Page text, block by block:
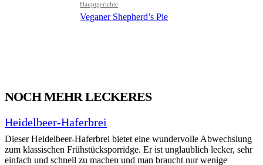
Hauptgerichte
Veganer Shepherd’s Pie
NOCH MEHR LECKERES
Heidelbeer-Haferbrei
Dieser Heidelbeer-Haferbrei bietet eine wundervolle Abwechslung
zum klassischen Frühstücksporridge. Er ist unglaublich lecker, sehr
einfach und schnell zu machen und man braucht nur wenige